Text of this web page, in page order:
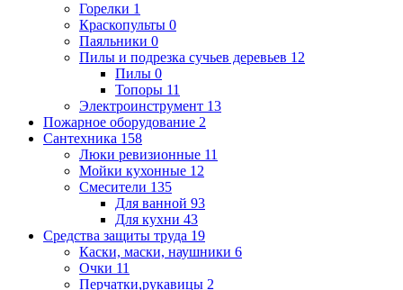
Горелки 1
Краскопульты 0
Паяльники 0
Пилы и подрезка сучьев деревьев 12
Пилы 0
Топоры 11
Электроинструмент 13
Пожарное оборудование 2
Сантехника 158
Люки ревизионные 11
Мойки кухонные 12
Смесители 135
Для ванной 93
Для кухни 43
Средства защиты труда 19
Каски, маски, наушники 6
Очки 11
Перчатки,рукавицы 2